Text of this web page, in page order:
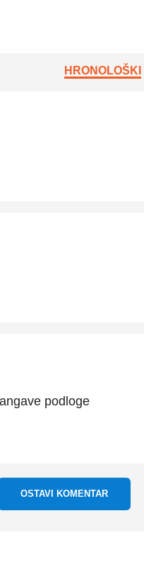
HRONOLOŠKI
podloge
OSTAVI KOMENTAR